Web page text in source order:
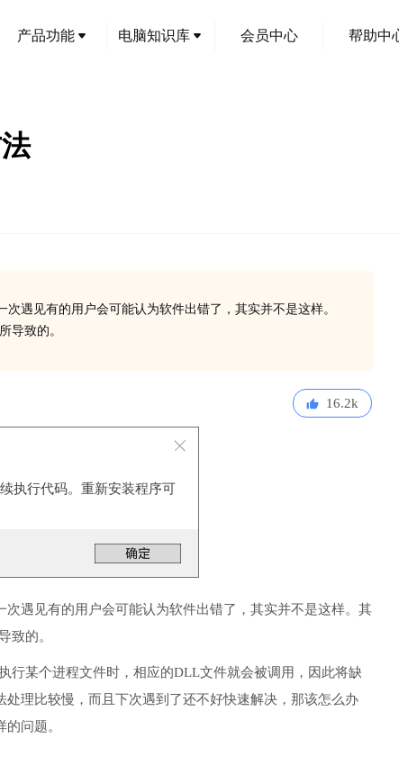
产品功能 电脑知识库 会员中心 帮助中
遇见有的用户会可能认为软件出错了，其实并不是这样。
导致的。
16.2k
执行代码。重新安装程序可
遇见有的用户会可能认为软件出错了，其实并不是这样。其
致的。
行某个进程文件时，相应的DLL文件就会被调用，因此将缺
理比较慢，而且下次遇到了还不好快速解决，那该怎么办
问题。